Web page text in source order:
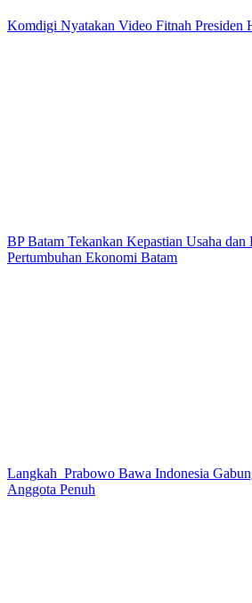
Komdigi Nyatakan Video Fitnah Presiden
BP Batam Tekankan Kepastian Usaha
Pertumbuhan Ekonomi Batam
Langkah Prabowo Bawa Indonesia
Anggota Penuh